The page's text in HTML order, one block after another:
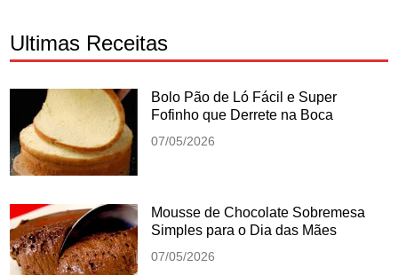
Ultimas Receitas
Bolo Pão de Ló Fácil e Super
Fofinho que Derrete na Boca
07/05/2026
Mousse de Chocolate Sobremesa
Simples para o Dia das Mães
07/05/2026